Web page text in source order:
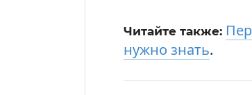
Читайте также:
нужно знать.